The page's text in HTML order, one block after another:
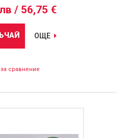
/ 56,75 €
ОЩЕ
сравнение